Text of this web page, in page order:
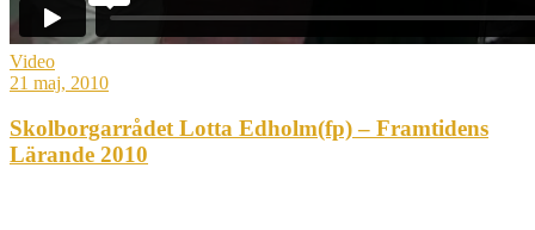
Video
21 maj, 2010
Skolborgarrådet Lotta Edholm(fp) – Framtidens
Lärande 2010